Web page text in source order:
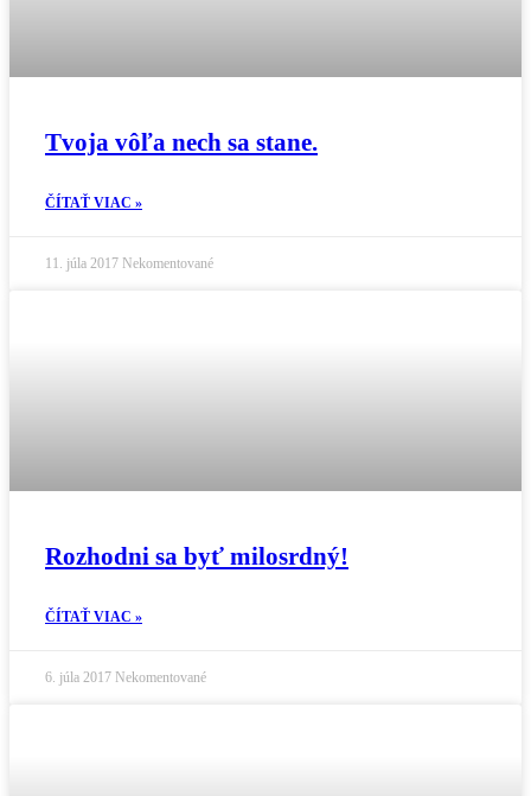
Tvoja vôľa nech sa stane.
ČÍTAŤ VIAC »
11. júla 2017 Nekomentované
Rozhodni sa byť milosrdný!
ČÍTAŤ VIAC »
6. júla 2017 Nekomentované